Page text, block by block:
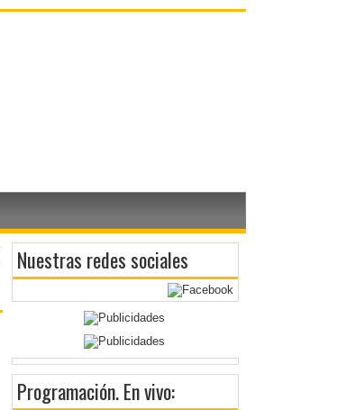
Nuestras redes sociales
Programación. En vivo: